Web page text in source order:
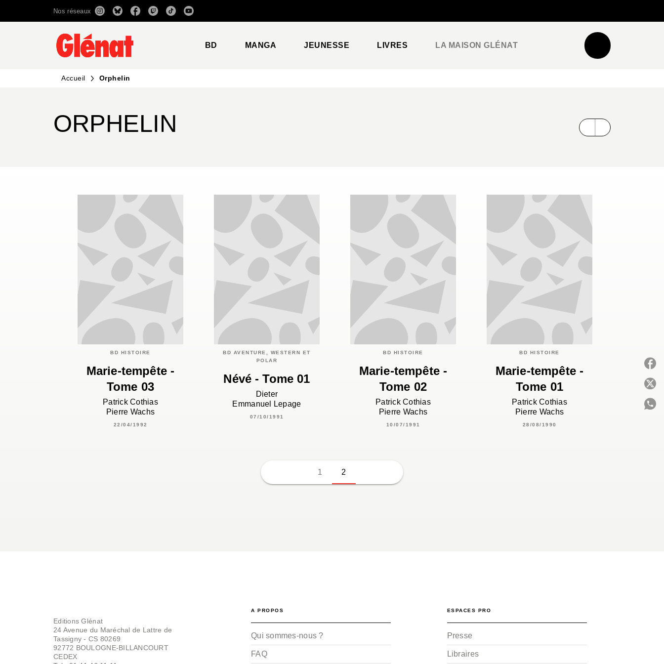
RECHERCHE CONTENU
Nos réseaux
BD MANGA JEUNESSE LIVRES LA MAISON GLÉNAT
Accueil Orphelin
ORPHELIN
BD HISTOIRE
Marie-tempête -
Tome 03
Patrick Cothias
Pierre Wachs
22/04/1992
BD AVENTURE, WESTERN ET
POLAR
Névé - Tome 01
Dieter
Emmanuel Lepage
07/10/1991
BD HISTOIRE
Marie-tempête -
Tome 02
Patrick Cothias
Pierre Wachs
10/07/1991
BD HISTOIRE
Marie-tempête -
Tome 01
Patrick Cothias
Pierre Wachs
28/08/1990
1 2
Editions Glénat
24 Avenue du Maréchal de Lattre de
Tassigny - CS 80269
92772 BOULOGNE-BILLANCOURT
CEDEX
A PROPOS
Qui sommes-nous ?
FAQ
ESPACES PRO
Presse
Libraires